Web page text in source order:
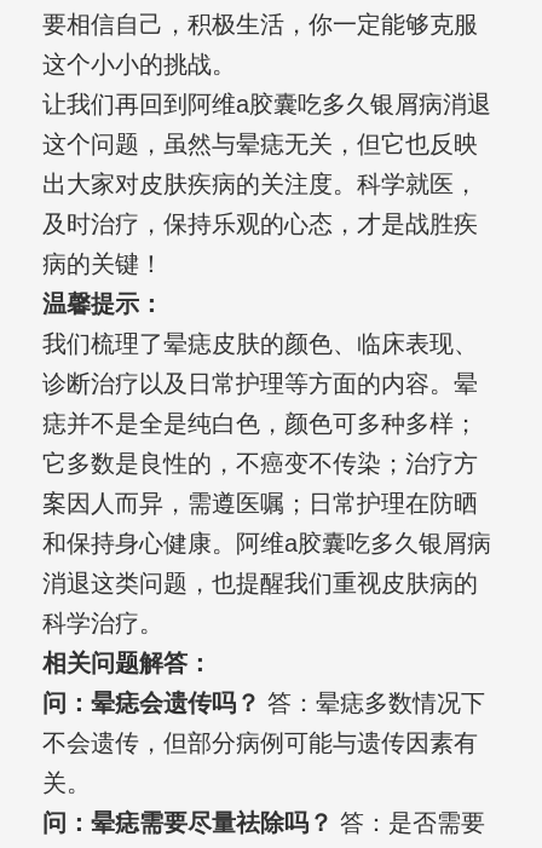
要相信自己，积极生活，你一定能够克服
这个小小的挑战。
让我们再回到阿维a胶囊吃多久银屑病消退
这个问题，虽然与晕痣无关，但它也反映
出大家对皮肤疾病的关注度。科学就医，
及时治疗，保持乐观的心态，才是战胜疾
病的关键！
温馨提示：
我们梳理了晕痣皮肤的颜色、临床表现、
诊断治疗以及日常护理等方面的内容。晕
痣并不是全是纯白色，颜色可多种多样；
它多数是良性的，不癌变不传染；治疗方
案因人而异，需遵医嘱；日常护理在防晒
和保持身心健康。阿维a胶囊吃多久银屑病
消退这类问题，也提醒我们重视皮肤病的
科学治疗。
相关问题解答：
问：晕痣会遗传吗？ 答：晕痣多数情况下
不会遗传，但部分病例可能与遗传因素有
关。
问：晕痣需要尽量祛除吗？ 答：是否需要